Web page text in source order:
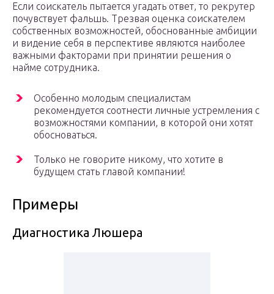
Если соискатель пытается угадать ответ, то рекрутер
почувствует фальшь. Трезвая оценка соискателем
собственных возможностей, обоснованные амбиции
и видение себя в перспективе являются наиболее
важными факторами при принятии решения о
найме сотрудника.
Особенно молодым специалистам
рекомендуется соотнести личные устремления с
возможностями компании, в которой они хотят
обосноваться.
Только не говорите никому, что хотите в
будущем стать главой компании!
Примеры
Диагностика Люшера